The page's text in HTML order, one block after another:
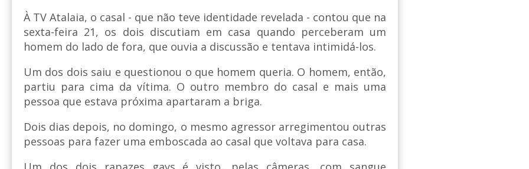
À TV Atalaia, o casal - que não teve identidade revelada - contou que na
sexta-feira 21, os dois discutiam em casa quando perceberam um
homem do lado de fora, que ouvia a discussão e tentava intimidá-los.
Um dos dois saiu e questionou o que homem queria. O homem, então,
partiu para cima da vítima. O outro membro do casal e mais uma
pessoa que estava próxima apartaram a briga.
Dois dias depois, no domingo, o mesmo agressor arregimentou outras
pessoas para fazer uma emboscada ao casal que voltava para casa.